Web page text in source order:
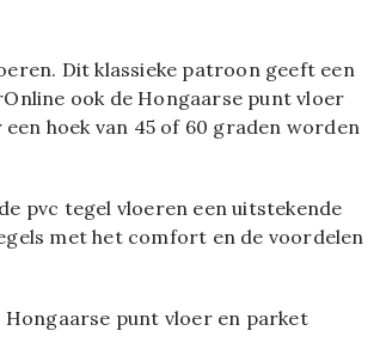
Dit klassieke patroon geeft een
ook de Hongaarse punt vloer
hoek van 45 of 60 graden worden
pvc tegel vloeren een uitstekende
met het comfort en de voordelen
punt vloer en parket